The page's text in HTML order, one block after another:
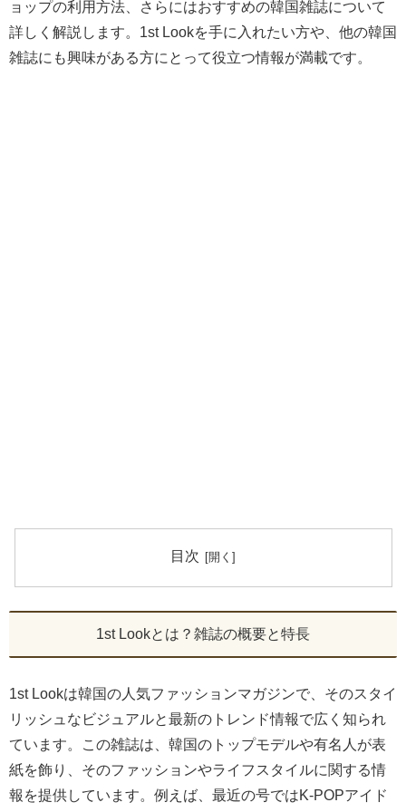
ョップの利用方法、さらにはおすすめの韓国雑誌について
詳しく解説します。1st Lookを手に入れたい方や、他の韓国
雑誌にも興味がある方にとって役立つ情報が満載です。
目次
1st Lookとは？雑誌の概要と特長
1st Lookは韓国の人気ファッションマガジンで、そのスタイ
リッシュなビジュアルと最新のトレンド情報で広く知られ
ています。この雑誌は、韓国のトップモデルや有名人が表
紙を飾り、そのファッションやライフスタイルに関する情
報を提供しています。例えば、最近の号ではK-POPアイド